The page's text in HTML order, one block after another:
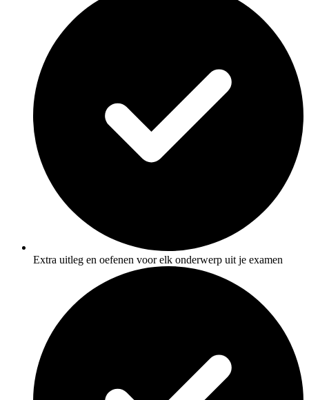
Extra uitleg en oefenen voor elk onderwerp uit je examen